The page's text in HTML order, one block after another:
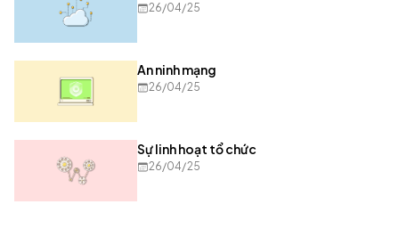
26/04/25
An ninh mạng
26/04/25
Sự linh hoạt tổ chức
26/04/25